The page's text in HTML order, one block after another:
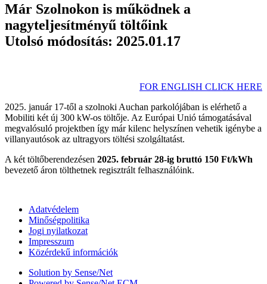
Már Szolnokon is működnek a
nagyteljesítményű töltőink
Utolsó módosítás: 2025.01.17
FOR ENGLISH CLICK HERE
2025. január 17-től a szolnoki Auchan parkolójában is elérhető a
Mobiliti két új 300 kW-os töltője. Az Európai Unió támogatásával
megvalósuló projektben így már kilenc helyszínen vehetik igénybe a
villanyautósok az ultragyors töltési szolgáltatást.
A két töltőberendezésen 2025. február 28-ig bruttó 150 Ft/kWh
bevezető áron tölthetnek regisztrált felhasználóink.
Adatvédelem
Minőségpolitika
Jogi nyilatkozat
Impresszum
Közérdekű információk
Solution by Sense/Net